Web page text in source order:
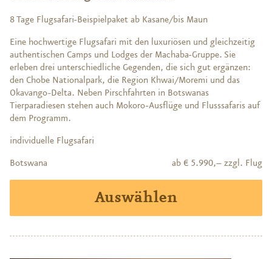
8 Tage Flugsafari-Beispielpaket ab Kasane/bis Maun
Eine hochwertige Flugsafari mit den luxuriösen und gleichzeitig
authentischen Camps und Lodges der Machaba-Gruppe. Sie
erleben drei unterschiedliche Gegenden, die sich gut ergänzen:
den Chobe Nationalpark, die Region Khwai/Moremi und das
Okavango-Delta. Neben Pirschfahrten in Botswanas
Tierparadiesen stehen auch Mokoro-Ausflüge und Flusssafaris auf
dem Programm.
individuelle Flugsafari
Botswana ab € 5.990,– zzgl. Flug
Auswählen